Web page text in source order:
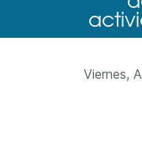
Viernes,